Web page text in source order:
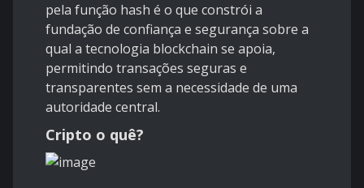
pela função hash é o que constrói a
fundação de confiança e segurança sobre a
qual a tecnologia blockchain se apoia,
permitindo transações seguras e
transparentes sem a necessidade de uma
autoridade central.
Cripto o quê?